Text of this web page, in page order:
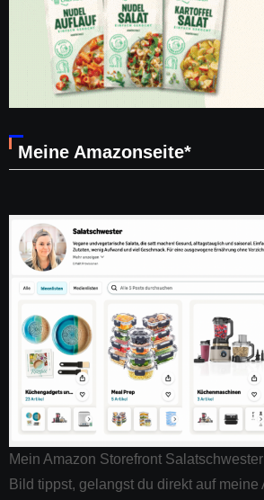
Meine Amazonseite*
Mein Amazon Storefront
Bild tippst, gelangst du direkt auf meine